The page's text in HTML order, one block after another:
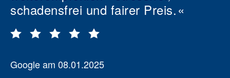
schadensfrei und fairer Preis.
Google am 08.01.2025